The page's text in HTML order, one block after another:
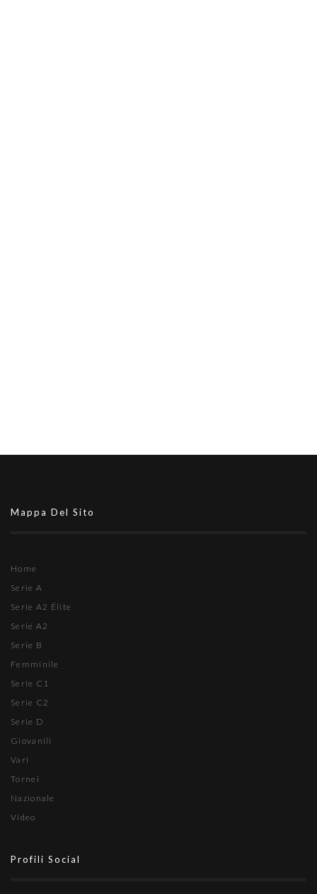
Mappa Del Sito
Home
Serie A
Serie A2 Élite
Serie A2
Serie B
Femminile
Serie C1
Serie C2
Serie D
Giovanili
Vari
Tornei
Nazionale
Video
Profili Social